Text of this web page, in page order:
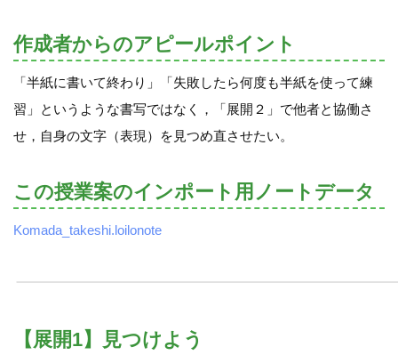
作成者からのアピールポイント
「半紙に書いて終わり」「失敗したら何度も半紙を使って練
習」というような書写ではなく，「展開２」で他者と協働さ
せ，自身の文字（表現）を見つめ直させたい。
この授業案のインポート用ノートデータ
Komada_takeshi.loilonote
【展開1】見つけよう